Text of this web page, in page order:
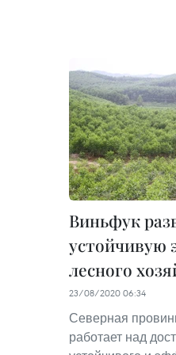
Виньфук
устойчивую
лесного
23/08/2020 06:34
Северная
работает над